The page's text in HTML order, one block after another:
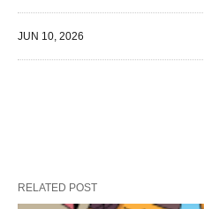
JUN 10, 2026
RELATED POST